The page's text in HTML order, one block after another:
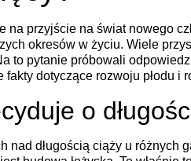
na przyjście na świat nowego
okresów w życiu. Wiele
to pytanie próbowali
fakty dotyczące rozwoju płodu i
o
nad długością ciąży u różnych